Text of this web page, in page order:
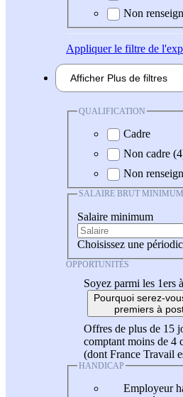
Non
Appliquerle filtre de
Afficher Plus de filtres
QUALIFICATION
Cadre
Non cadre
Non
SALAIRE BRUT MINIMUM
Salaire minimum
Choisissez une
OPPORTUNITÉS
Soyez parmi les 1ers
Pourquoi serez-
premiers à
Offres de plus de 15
comptant moins de 4
(dont France Travail
HANDICAP
Employeur